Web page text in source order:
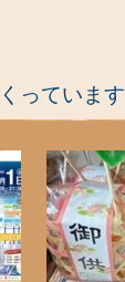
っています